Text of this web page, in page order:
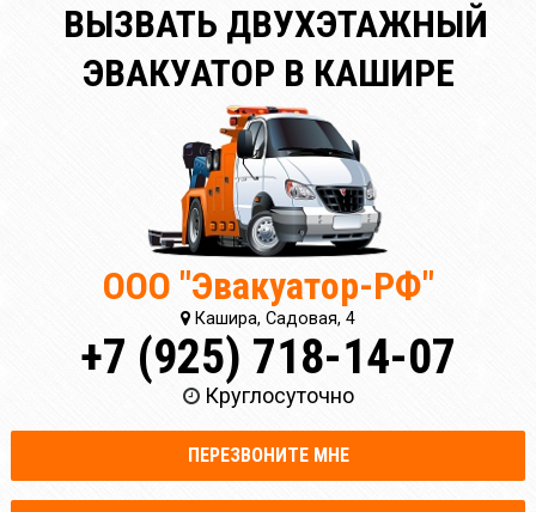
ВЫЗВАТЬ ДВУХЭТАЖНЫЙ
ЭВАКУАТОР В КАШИРЕ
ООО "Эвакуатор-РФ"
Кашира, Садовая, 4
+7 (925) 718-14-07
Круглосуточно
ПЕРЕЗВОНИТЕ МНЕ